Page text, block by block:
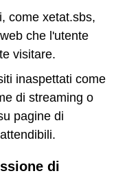
come xetat.sbs,
che l'utente
visitare.
inaspettati come
di streaming o
pagine di
di